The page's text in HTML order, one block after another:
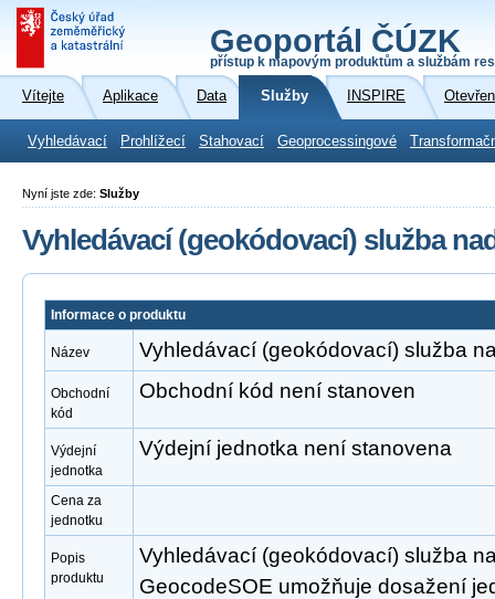
Geoportál ČÚZK
přístup k mapovým produktům a službám
Vítejte Aplikace Data Služby INSPIRE
Vyhledávací Prohlížecí Stahovací Geoprocessingové
Nyní jste zde: Služby
Vyhledávací (geokódovací) služba
Informace o produktu
Název Vyhledávací (geokódovací) služba
Obchodní
kód
Obchodní kód není stanoven
Výdejní
jednotka
Výdejní jednotka není stanovena
Cena za
jednotku
Popis
produktu
Vyhledávací (geokódovací) služba
GeocodeSOE umožňuje dosažení